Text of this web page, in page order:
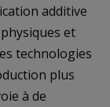
additive
et
technologies
plus
à de